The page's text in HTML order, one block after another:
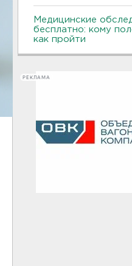
Медицинские
бесплатно: кому
как пройти
РЕКЛАМА